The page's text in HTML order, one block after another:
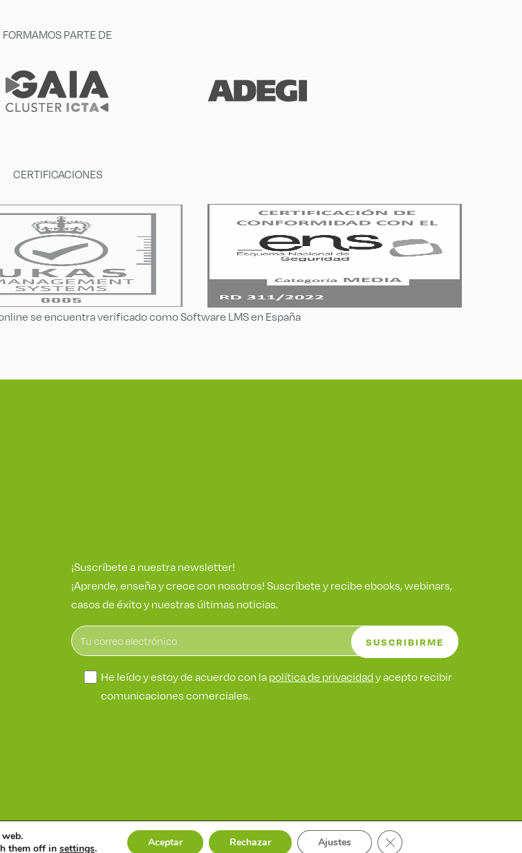
FORMAMOS PARTE DE
CERTIFICACIONES
se encuentra verificado como Software LMS en España
¡Suscríbete a nuestra newsletter!
¡Aprende, enseña y crece con nosotros! Suscríbete y recibe ebooks, webinars,
casos de éxito y nuestras últimas noticias.
He leído y estoy de acuerdo con la política de privacidad y acepto recibir
comunicaciones comerciales.
de privacidad Aviso de cookies
them off in settings. Aceptar Rechazar Ajustes CERRAR EL BANNER